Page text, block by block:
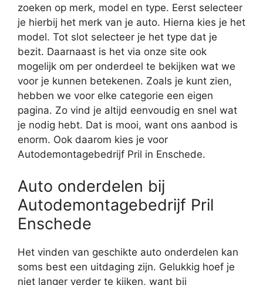
zoeken op merk, model en type. Eerst selecteer
je hierbij het merk van je auto. Hierna kies je het
model. Tot slot selecteer je het type dat je
bezit. Daarnaast is het via onze site ook
mogelijk om per onderdeel te bekijken wat we
voor je kunnen betekenen. Zoals je kunt zien,
hebben we voor elke categorie een eigen
pagina. Zo vind je altijd eenvoudig en snel wat
je nodig hebt. Dat is mooi, want ons aanbod is
enorm. Ook daarom kies je voor
Autodemontagebedrijf Pril in Enschede.
Auto onderdelen bij
Autodemontagebedrijf Pril
Enschede
Het vinden van geschikte auto onderdelen kan
soms best een uitdaging zijn. Gelukkig hoef je
niet langer verder te kijken, want bij